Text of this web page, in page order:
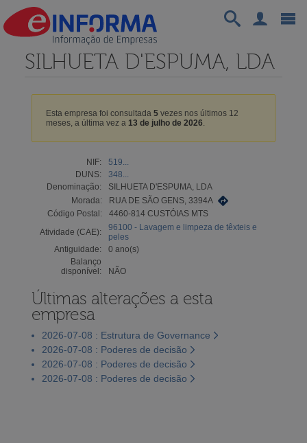
SILHUETA D'ESPUMA, LDA
Esta empresa foi consultada 5vezes nos últimos 12
meses, a última vez a 13 de julho de 2026.
NIF:
519...
DUNS:
348...
Denominação:
SILHUETA D'ESPUMA, LDA
Morada:
RUA DE SÃO GENS, 3394A
Código Postal:
4460-814 CUSTÓIAS MTS
Atividade (CAE):
96100 - Lavagem e limpeza de têxteis e
peles
Antiguidade:
0 ano(s)
Balanço
disponível:
NÃO
Últimas alterações a esta
empresa
2026-07-08 : Estrutura de Governance
2026-07-08 : Poderes de decisão
2026-07-08 : Poderes de decisão
2026-07-08 : Poderes de decisão